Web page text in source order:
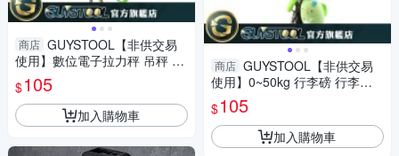
商店 GUYSTOOL【非供交易
使用】數位電子拉力秤 吊秤 行
李磅 小型吊勾秤 手握吊秤 戶外
採收MET-RH50A
$105
加入購物車
商店 GUYSTOOL【非供交易
使用】0~50kg 行李磅 行李秤
手握吊秤 小型吊勾秤 吊秤 ME
T-RH50A 耐用電子秤
$105
加入購物車